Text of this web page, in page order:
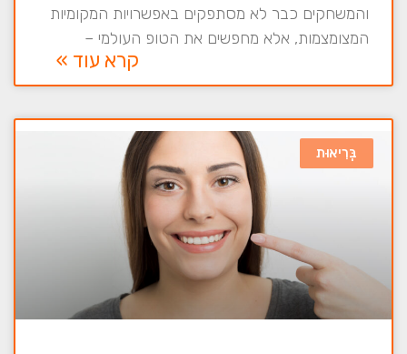
והמשחקים כבר לא מסתפקים באפשרויות המקומיות
המצומצמות, אלא מחפשים את הטופ העולמי –
קרא עוד »
בְּרִיאוּת